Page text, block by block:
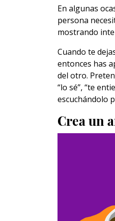
En algunas
persona
mostrando
Cuando te
entonces has
del otro.
“lo sé”, “te
escuchándolo
Crea un